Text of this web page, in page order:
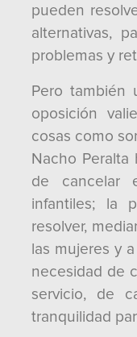
pueden
alternativas,
problemas y
Pero también
oposición
cosas como
Nacho Peralta
de cancelar
infantiles; la
resolver,
las mujeres y
necesidad de
servicio, de
tranquilidad